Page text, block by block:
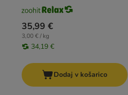
35,99 €
3,00 € / kg
34,19 €
Dodaj v košarico